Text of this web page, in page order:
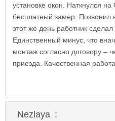
установке окон. Наткнулся
бесплатный замер. Позвонил
этот же день работник
Единственный минус, что
монтаж согласно договору –
приезда. Качественная
Nezlaya​ :